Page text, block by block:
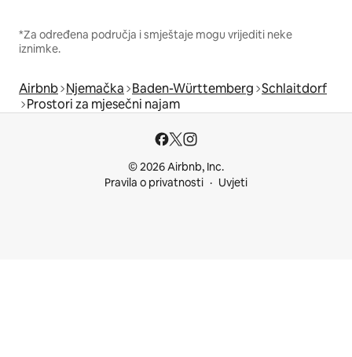
*Za određena područja i smještaje mogu vrijediti neke
iznimke.
Airbnb Njemačka Baden-Württemberg Schlaitdorf
Prostori za mjesečni najam
© 2026 Airbnb, Inc.
Pravila o privatnosti
Uvjeti